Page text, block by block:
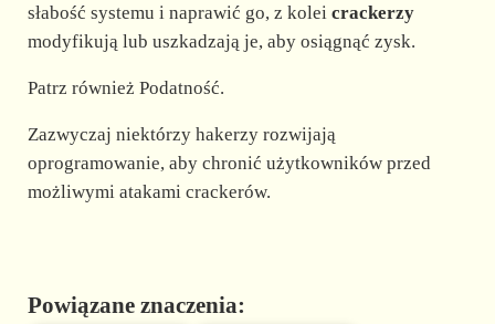
słabość systemu i naprawić go, z kolei crackerzy
modyfikują lub uszkadzają je, aby osiągnąć zysk.
Patrz również Podatność.
Zazwyczaj niektórzy hakerzy rozwijają
oprogramowanie, aby chronić użytkowników przed
możliwymi atakami crackerów.
Powiązane znaczenia: